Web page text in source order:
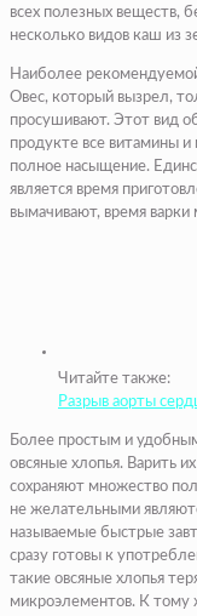
всех полезных веществ,
несколько видов каш из
Наиболее
Овес, который вызрел,
просушивают. Этот вид
продукте все витамины
полное насыщение.
является время
вымачивают, время
Читайте также:
Разрыв аорты
Более простым и
овсяные хлопья. Варить
сохраняют множество
не желательными
называемые быстрые
сразу готовы к
такие овсяные хлопья
микроэлементов. К тому